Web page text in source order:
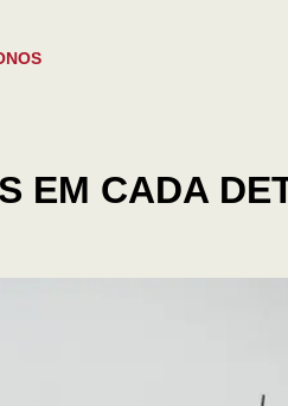
EM CADA